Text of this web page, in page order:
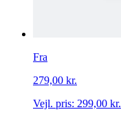
Fra
279,00 kr.
Vejl. pris: 299,00 kr.